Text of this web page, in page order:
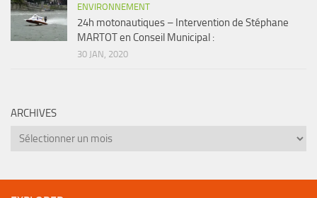
ENVIRONNEMENT
24h motonautiques – Intervention de Stéphane
MARTOT en Conseil Municipal :
30 JAN, 2020
ARCHIVES
Archives